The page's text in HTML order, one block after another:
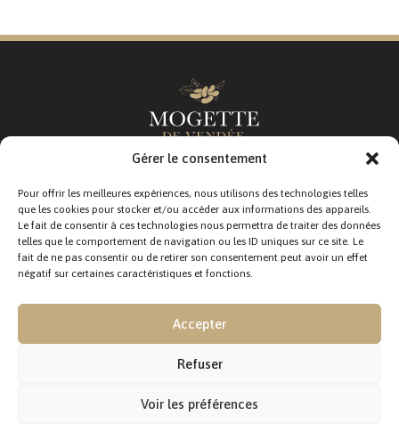
Gérer le consentement
Pour offrir les meilleures expériences, nous utilisons des technologies telles
que les cookies pour stocker et/ou accéder aux informations des appareils.
Le fait de consentir à ces technologies nous permettra de traiter des données
telles que le comportement de navigation ou les ID uniques sur ce site. Le
fait de ne pas consentir ou de retirer son consentement peut avoir un effet
négatif sur certaines caractéristiques et fonctions.
Accepter
Refuser
Voir les préférences
CONTACTEZ-NOUS :